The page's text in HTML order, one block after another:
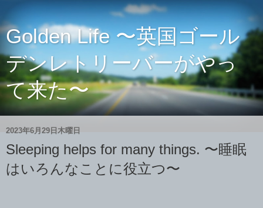
Golden Life 〜英国ゴール
デンレトリーバーがやっ
て来た〜
2023年6月29日木曜日
Sleeping helps for many things. 〜睡眠
はいろんなことに役立つ〜